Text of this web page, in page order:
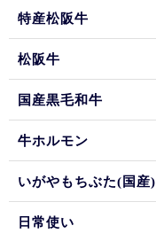
特産松阪牛
松阪牛
国産黒毛和牛
牛ホルモン
いがやもちぶた(国産)
日常使い